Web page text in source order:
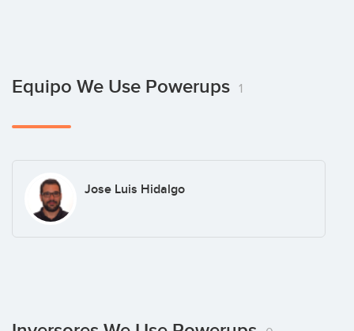
Equipo We Use Powerups 1
Jose Luis Hidalgo